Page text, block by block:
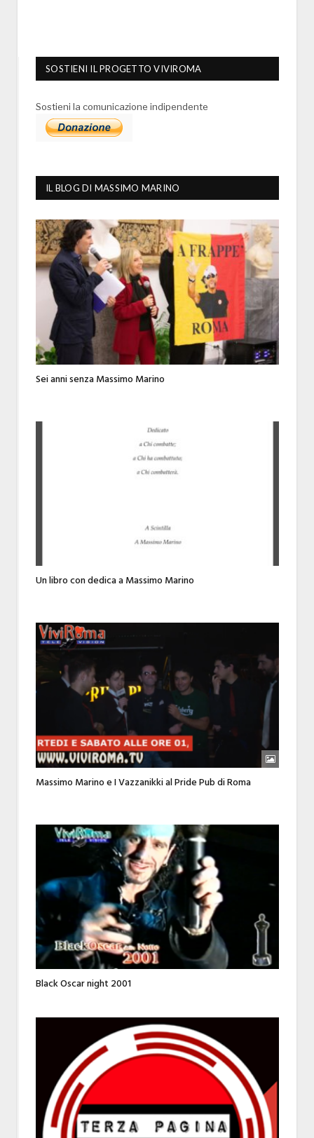
SOSTIENI IL PROGETTO VIVIROMA
Sostieni la comunicazione indipendente
IL BLOG DI MASSIMO MARINO
Sei anni senza Massimo Marino
Un libro con dedica a Massimo Marino
Massimo Marino e I Vazzanikki al Pride Pub di Roma
Black Oscar night 2001